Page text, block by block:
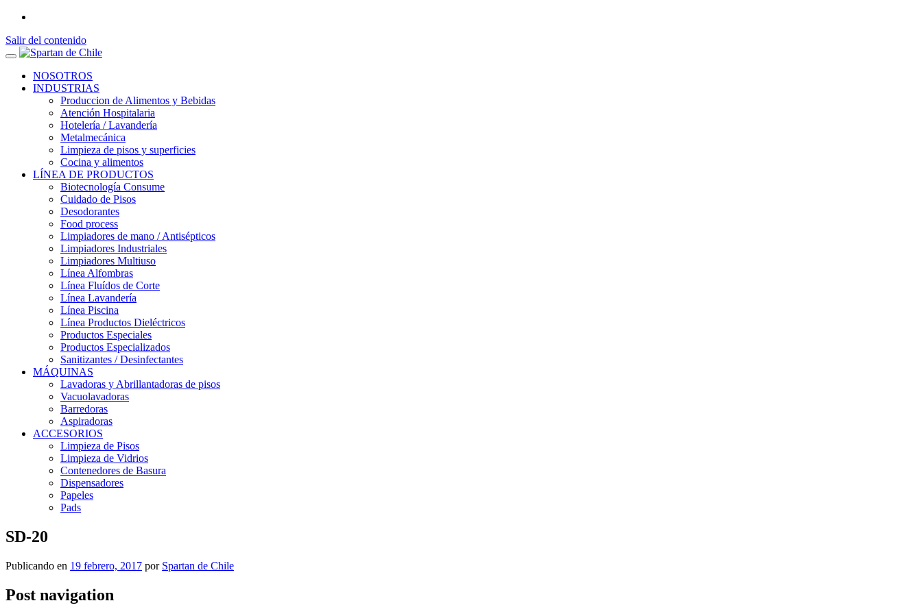
Salir del contenido
NOSOTROS
INDUSTRIAS
Produccion de Alimentos y Bebidas
Atención Hospitalaria
Hotelería / Lavandería
Metalmecánica
Limpieza de pisos y superficies
Cocina y alimentos
LÍNEA DE PRODUCTOS
Biotecnología Consume
Cuidado de Pisos
Desodorantes
Food process
Limpiadores de mano / Antisépticos
Limpiadores Industriales
Limpiadores Multiuso
Línea Alfombras
Línea Fluídos de Corte
Línea Lavandería
Línea Piscina
Línea Productos Dieléctricos
Productos Especiales
Productos Especializados
Sanitizantes / Desinfectantes
MÁQUINAS
Lavadoras y Abrillantadoras de pisos
Vacuolavadoras
Barredoras
Aspiradoras
ACCESORIOS
Limpieza de Pisos
Limpieza de Vidrios
Contenedores de Basura
Dispensadores
Papeles
Pads
SD-20
Publicando en 19 febrero, 2017 por Spartan de Chile
Post navigation